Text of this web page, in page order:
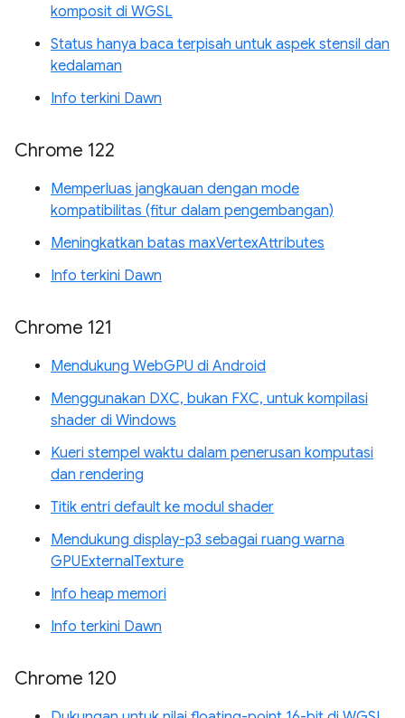
komposit di WGSL
Status hanya baca terpisah untuk aspek stensil dan
kedalaman
Info terkini Dawn
Chrome 122
Memperluas jangkauan dengan mode
kompatibilitas (fitur dalam pengembangan)
Meningkatkan batas maxVertexAttributes
Info terkini Dawn
Chrome 121
Mendukung WebGPU di Android
Menggunakan DXC, bukan FXC, untuk kompilasi
shader di Windows
Kueri stempel waktu dalam penerusan komputasi
dan rendering
Titik entri default ke modul shader
Mendukung display-p3 sebagai ruang warna
GPUExternalTexture
Info heap memori
Info terkini Dawn
Chrome 120